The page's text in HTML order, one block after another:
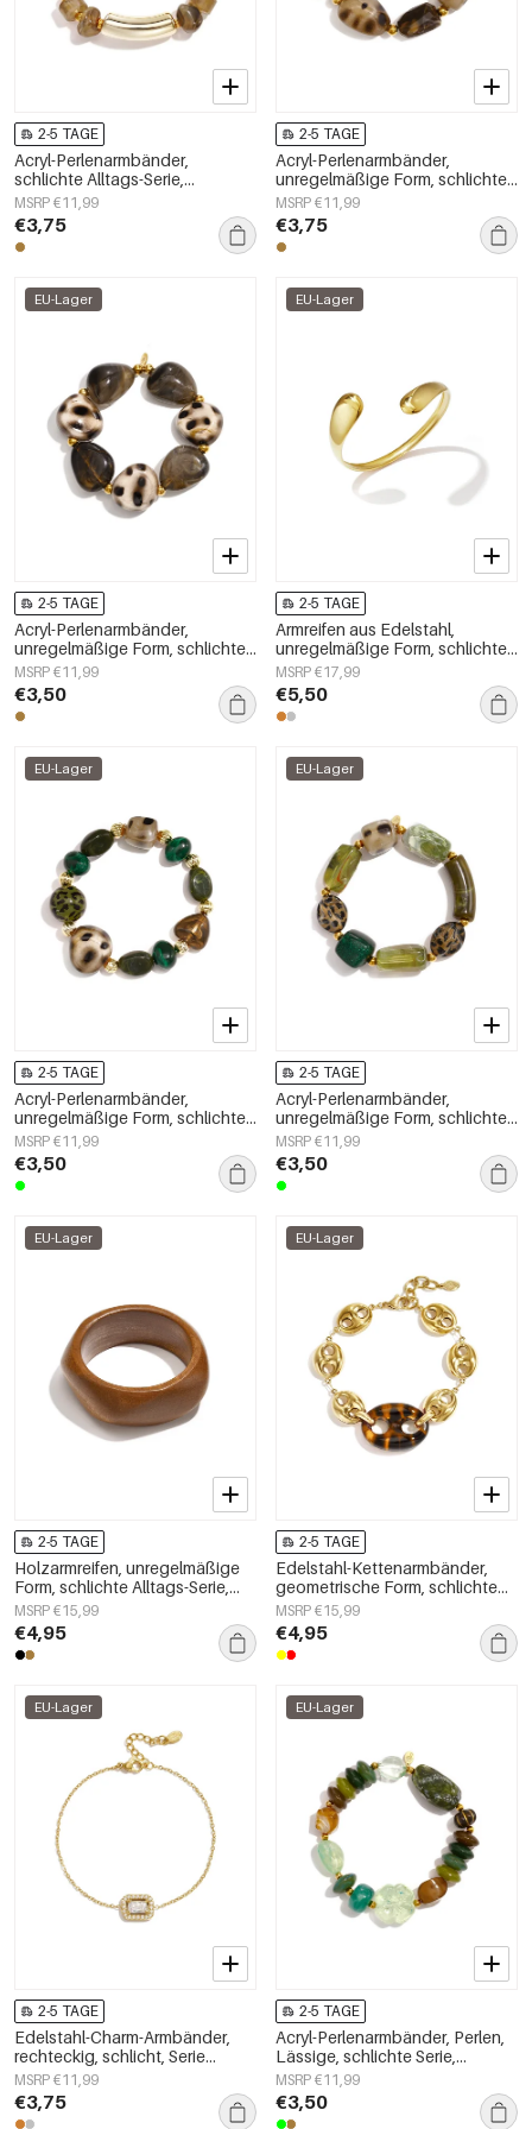
2-5 TAGE
Acryl-Perlenarmbänder,
schlichte Alltags-Serie,
Damenschmuck
MSRP €11,99
€3,75
2-5 TAGE
Acryl-Perlenarmbänder,
unregelmäßige Form, schlichte
Alltagsserie, Damenschmuck
MSRP €11,99
€3,75
EU-Lager
2-5 TAGE
Acryl-Perlenarmbänder,
unregelmäßige Form, schlichte
Alltagsserie, Damenschmuck
MSRP €11,99
€3,50
EU-Lager
2-5 TAGE
Armreifen aus Edelstahl,
unregelmäßige Form, schlichte
Alltagsserie, Damenschmuck
MSRP €17,99
€5,50
EU-Lager
2-5 TAGE
Acryl-Perlenarmbänder,
unregelmäßige Form, schlichte
Alltagsserie, Damenschmuck
MSRP €11,99
€3,50
EU-Lager
2-5 TAGE
Acryl-Perlenarmbänder,
unregelmäßige Form, schlichte
Alltagsserie, Damenschmuck
MSRP €11,99
€3,50
EU-Lager
2-5 TAGE
Holzarmreifen, unregelmäßige
Form, schlichte Alltags-Serie,
Damenschmuck
MSRP €15,99
€4,95
EU-Lager
2-5 TAGE
Edelstahl-Kettenarmbänder,
geometrische Form, schlichte
Alltagsserie, Damenschmuck
MSRP €15,99
€4,95
EU-Lager
2-5 TAGE
Edelstahl-Charm-Armbänder,
rechteckig, schlicht, Serie
„Damenschmuck“
MSRP €11,99
€3,75
EU-Lager
2-5 TAGE
Acryl-Perlenarmbänder, Perlen,
Lässige, schlichte Serie,
Damenschmuck
MSRP €11,99
€3,50